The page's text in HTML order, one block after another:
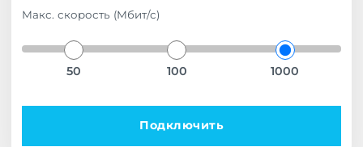
Макс. скорость (Мбит/с)
50 100 1000
Подключить